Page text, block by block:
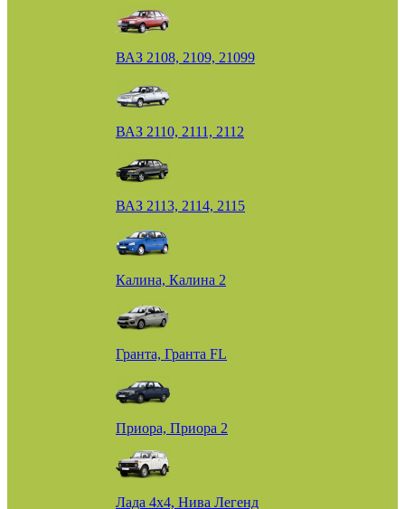
ВАЗ 2108, 2109, 21099
ВАЗ 2110, 2111, 2112
ВАЗ 2113, 2114, 2115
Калина, Калина 2
Гранта, Гранта FL
Приора, Приора 2
Лада 4х4, Нива Легенд